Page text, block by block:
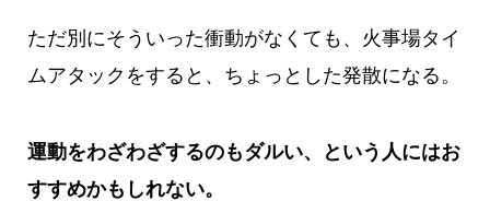
ただ別にそういった衝動がなくても、火事場タイ
ムアタックをすると、ちょっとした発散になる。
運動をわざわざするのもダルい、という人にはお
すすめかもしれない。